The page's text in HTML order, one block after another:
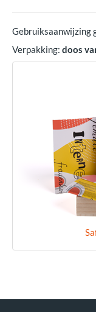
Gebruiksaanwijzing
Verpakking: doos